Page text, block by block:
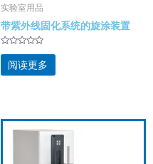
实验室用品
带紫外线固化系统的旋涂装置
评
分
&sol;
阅读更多